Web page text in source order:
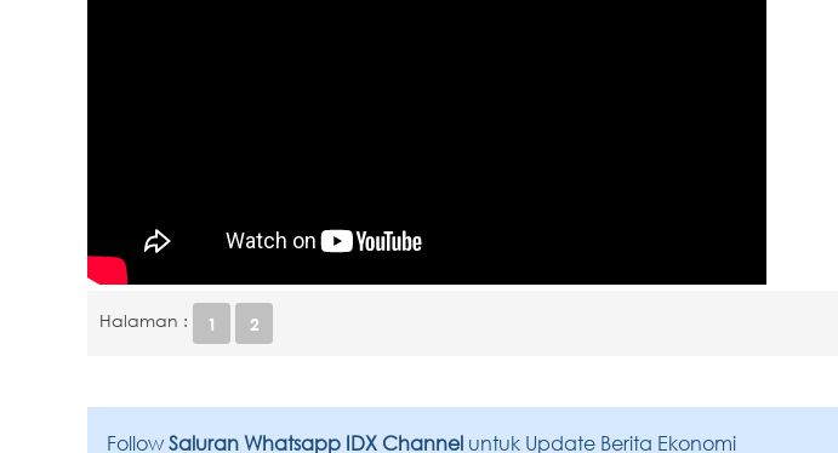
Halaman : 1 2
Follow Saluran Whatsapp IDX Channel untuk Update Berita Ekonomi